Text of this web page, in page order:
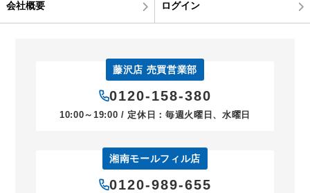
会社概要 ログイン
藤沢店 売買営業部
0120-158-380
10:00～19:00 / 定休日：毎週火曜日、水曜日
湘南モールフィル店
0120-989-655